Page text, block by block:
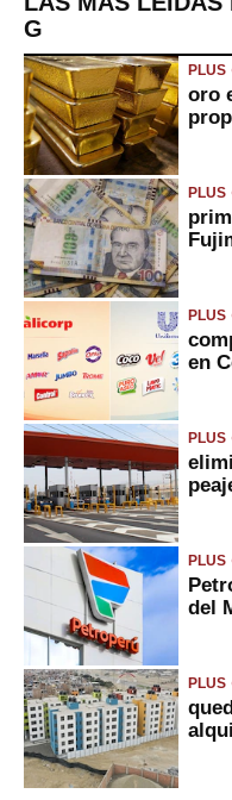
G
PLUS
oro
PLUS
PLUS
en
PLUS
PLUS
del
PLUS